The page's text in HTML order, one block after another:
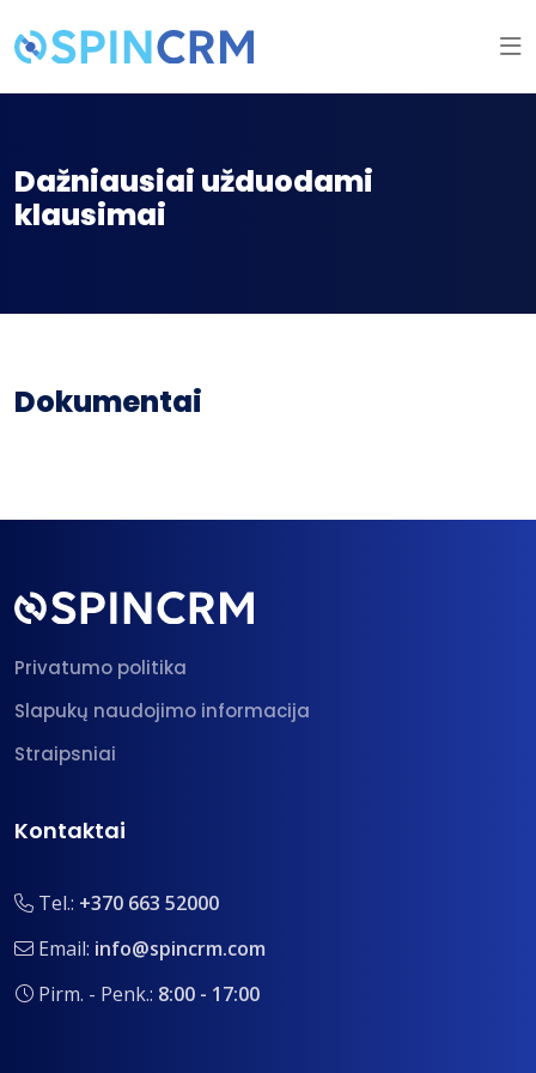
Dažniausiai užduodami
klausimai
Dokumentai
Privatumo politika
Slapukų naudojimo informacija
Straipsniai
Kontaktai
Tel.: +370 663 52000
Email: info@spincrm.com
Pirm. - Penk.: 8:00 - 17:00